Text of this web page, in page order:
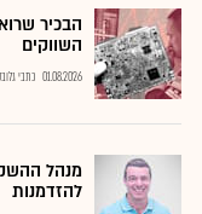
הבכיר
השווקים
01.08.2026 כתבי
מנהל
להזדמנות